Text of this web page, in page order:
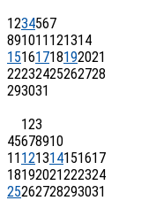
1234567
891011 121314
15161718192021
22232425262728
293031
123
45678910
11 121314151617
18192021222324
25262728293031